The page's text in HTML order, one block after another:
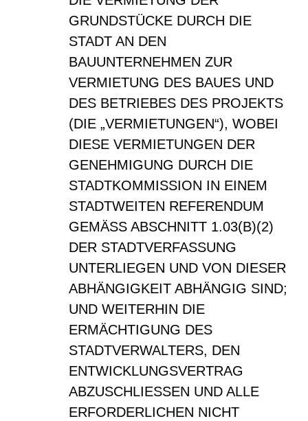
GRUNDSTÜCKE DURCH DIE
STADT AN DEN
BAUUNTERNEHMEN ZUR
VERMIETUNG DES BAUES UND
DES BETRIEBES DES PROJEKTS
(DIE „VERMIETUNGEN“), WOBEI
DIESE VERMIETUNGEN DER
GENEHMIGUNG DURCH DIE
STADTKOMMISSION IN EINEM
STADTWEITEN REFERENDUM
GEMÄSS ABSCHNITT 1.03(B)(2)
DER STADTVERFASSUNG
UNTERLIEGEN UND VON DIESER
ABHÄNGIGKEIT ABHÄNGIG SIND;
UND WEITERHIN DIE
ERMÄCHTIGUNG DES
STADTVERWALTERS, DEN
ENTWICKLUNGSVERTRAG
ABZUSCHLIESSEN UND ALLE
ERFORDERLICHEN NICHT